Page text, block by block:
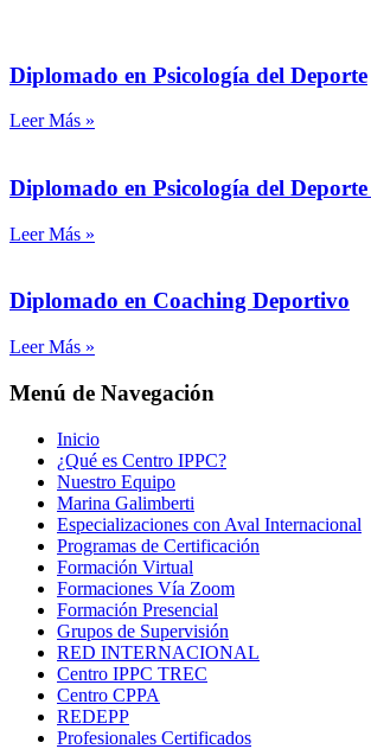
Diplomado en Psicología del Deporte
Leer Más »
Diplomado en Psicología del
Leer Más »
Diplomado en Coaching Deportivo
Leer Más »
Menú de Navegación
Inicio
¿Qué es Centro IPPC?
Nuestro Equipo
Marina Galimberti
Especializaciones con Aval Internacional
Programas de Certificación
Formación Virtual
Formaciones Vía Zoom
Formación Presencial
Grupos de Supervisión
RED INTERNACIONAL
Centro IPPC TREC
Centro CPPA
REDEPP
Profesionales Certificados